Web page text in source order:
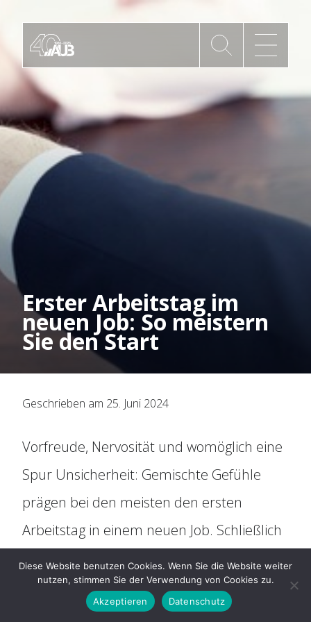
Die AUB
Mitgliedschaft
AUB Videos
Organisation
Mitbestimmung
Social Media
Für Arbeitnehmer
ARAG Rechtsschutz
Rechtsberatung
Erster Arbeitstag im
neuen Job: So meistern
Sie den Start
Geschrieben am 25. Juni 2024
Vorfreude, Nervosität und womöglich eine
Spur Unsicherheit: Gemischte Gefühle
prägen bei den meisten den ersten
Arbeitstag in einem neuen Job. Schließlich
will man einen guten ersten Eindruck
machen und die Weichen für eine
erfolgreiche zukünftige Zusammenarbeit
Diese Website benutzen Cookies. Wenn Sie die Website weiter
nutzen, stimmen Sie der Verwendung von Cookies zu.
Akzeptieren
Datenschutz